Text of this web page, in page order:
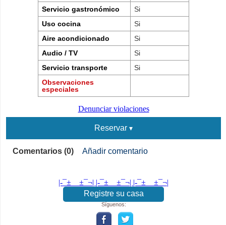
Servicio gastronómico
Si
Uso cocina
Si
Aire acondicionado
Si
Audio / TV
Si
Servicio transporte
Si
Observaciones
especiales
Denunciar violaciones
Reservar
Comentarios (0) Añadir comentario
|-¯±­__­±¯¬| |-¯±­__­±¯¬| |-¯±­__­±¯¬|
Registre su casa
Síguenos: